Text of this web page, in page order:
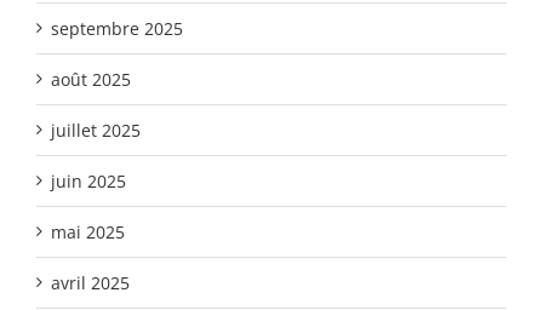
septembre 2025
août 2025
juillet 2025
juin 2025
mai 2025
avril 2025